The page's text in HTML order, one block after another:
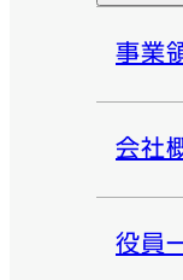
事業
会社
役員